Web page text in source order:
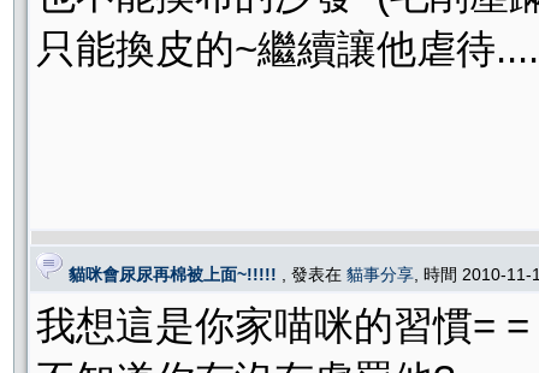
只能換皮的~繼續讓他虐待....
貓咪會尿尿再棉被上面~!!!!! , 發表在 貓事分享 , 時間 2010-
我想這是你家喵咪的習慣= =